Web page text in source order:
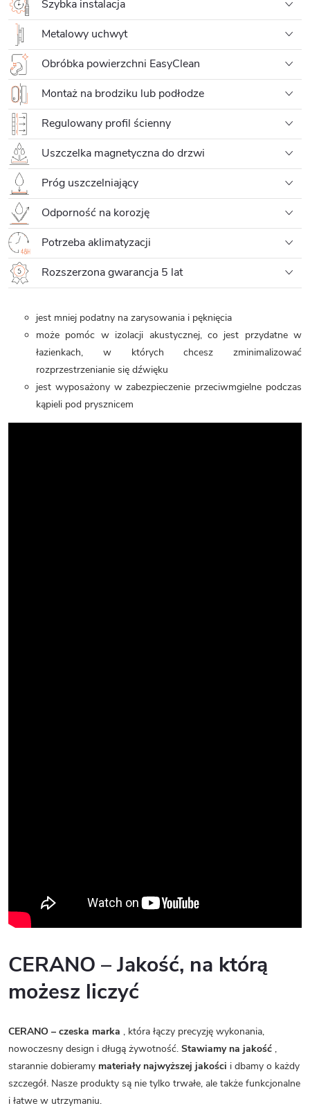
Szybka instalacja
Metalowy uchwyt
Obróbka powierzchni EasyClean
Montaż na brodziku lub podłodze
Regulowany profil ścienny
Uszczelka magnetyczna do drzwi
Próg uszczelniający
Odporność na korozję
Potrzeba aklimatyzacji
Rozszerzona gwarancja 5 lat
jest mniej podatny na zarysowania i pęknięcia
może pomóc w izolacji akustycznej, co jest przydatne w
łazienkach, w których chcesz zminimalizować
rozprzestrzenianie się dźwięku
jest wyposażony w zabezpieczenie przeciwmgielne podczas
kąpieli pod prysznicem
CERANO – Jakość, na którą
możesz liczyć
CERANO – czeska marka , która łączy precyzję wykonania,
nowoczesny design i długą żywotność. Stawiamy na jakość ,
starannie dobieramy materiały najwyższej jakości i dbamy o każdy
szczegół. Nasze produkty są nie tylko trwałe, ale także funkcjonalne
i łatwe w utrzymaniu.